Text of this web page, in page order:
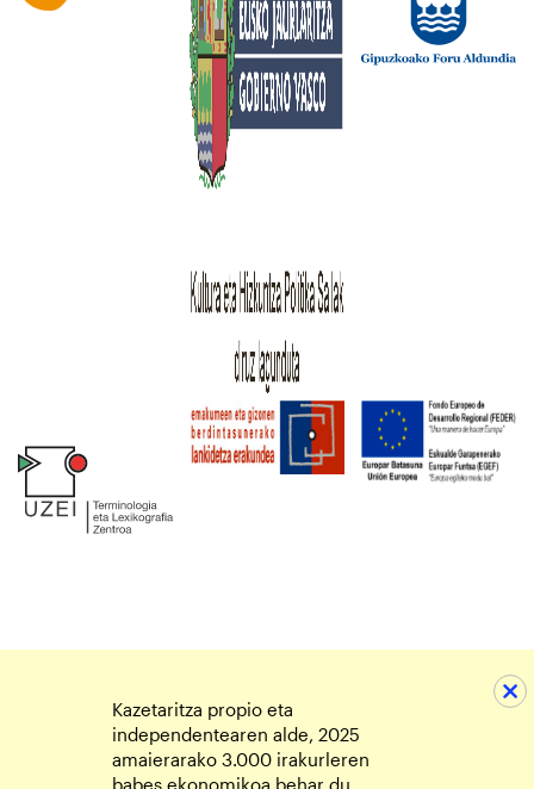
Kazetaritza propio eta
independentearen alde, 2025
amaierarako 3.000 irakurleren
babes ekonomikoa behar du